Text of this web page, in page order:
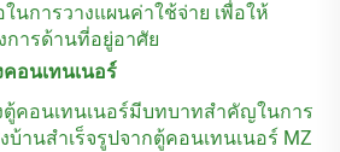
นการวางแผนค่าใช้จ่าย เพื่อให้
ารด้านที่อยู่อาศัย
อนเทนเนอร์
คอนเทนเนอร์มีบทบาทสำคัญในการ
านสำเร็จรูปจากตู้คอนเทนเนอร์ MZ